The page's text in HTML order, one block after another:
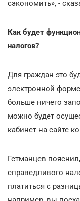
сэкономить», -
Как будет
налогов?
Для граждан это
электронной
больше ничего
можно будет
кабинет на сайте
Гетманцев
справедливого
платиться с